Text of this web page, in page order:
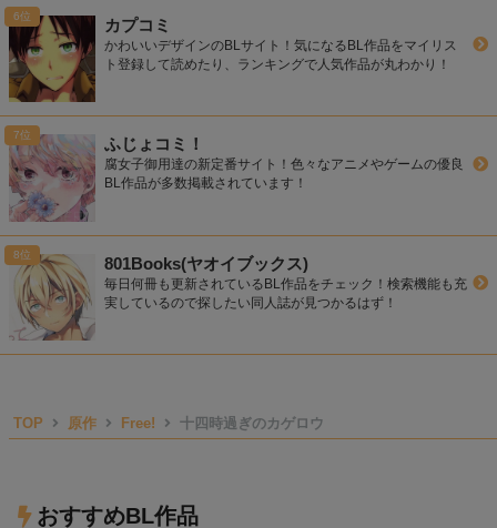
カプコミ
かわいいデザインのBLサイト！気になるBL作品をマイリス
ト登録して読めたり、ランキングで人気作品が丸わかり！
ふじょコミ！
腐女子御用達の新定番サイト！色々なアニメやゲームの優良
BL作品が多数掲載されています！
801Books(ヤオイブックス)
毎日何冊も更新されているBL作品をチェック！検索機能も充
実しているので探したい同人誌が見つかるはず！
TOP 原作 Free! 十四時過ぎのカゲロウ
おすすめBL作品